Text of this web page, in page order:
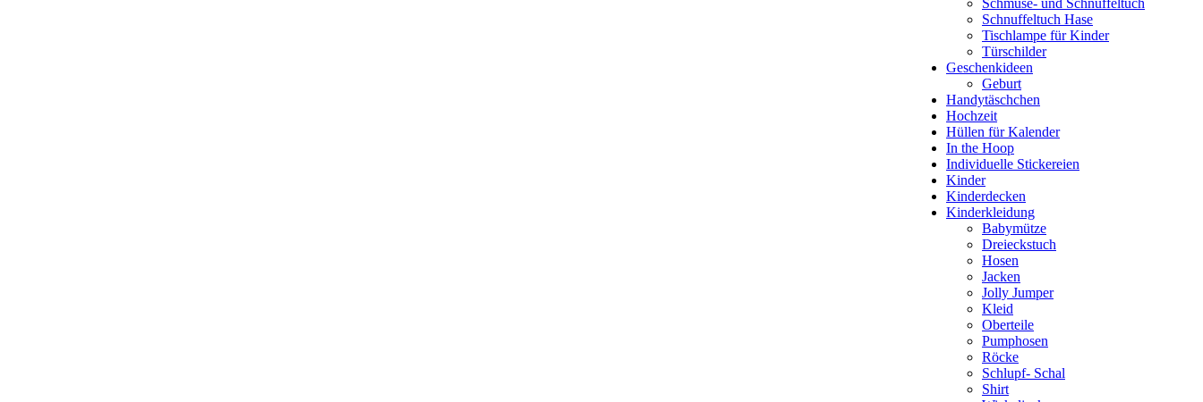
Schmuse- und Schnuffeltuch
Schnuffeltuch Hase
Tischlampe für Kinder
Türschilder
Geschenkideen
Geburt
Handytäschchen
Hochzeit
Hüllen für Kalender
In the Hoop
Individuelle Stickereien
Kinder
Kinderdecken
Kinderkleidung
Babymütze
Dreieckstuch
Hosen
Jacken
Jolly Jumper
Kleid
Oberteile
Pumphosen
Röcke
Schlupf- Schal
Shirt